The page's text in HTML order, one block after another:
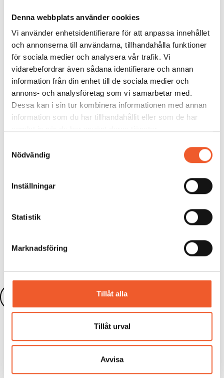
Denna webbplats använder cookies
Vi använder enhetsidentifierare för att anpassa innehållet
och annonserna till användarna, tillhandahålla funktioner
för sociala medier och analysera vår trafik. Vi
vidarebefordrar även sådana identifierare och annan
information från din enhet till de sociala medier och
annons- och analysföretag som vi samarbetar med.
Dessa kan i sin tur kombinera informationen med annan
information som du har tillhandahållit eller som de har
Nödvändig
Inställningar
Statistik
Marknadsföring
Tillåt alla
Tillåt urval
Avvisa
skillnad. Genom att våga göra det där lilla extra, ställa
obekväma frågor och se sin del i stora sammanhanget
kan man undvika en hel del trassel, skapa goda
förutsättningar och vara ett viktigt stöd i våra
demokratiska processer.
Vad ser du mest fram emot på årets Forum för
nämndsekreterare?
Att träffa kollegor och dela erfarenheter. Jag ser fram
emot att känna mig både klokare och gladare efter två
dagar tillsammans.
Forum för nämndsekreterareär platsen för reflektion,
Varmt välkommen till två dagar fyllda av ny kunskap,
inspiration och gemenskap för dig som varje dag får